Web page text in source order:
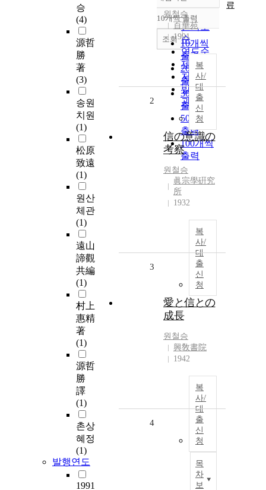
승
(4)
源哲
勝
著
(3)
송원
치원
(1)
松原
致遠
(1)
원산
체관
(1)
遠山
諦觀
共編
(1)
村上
惠精
著
(1)
源哲
勝
譯
(1)
촌상
혜정
(1)
발행연도
1991
순
인기도
순
연도순
제목순
저자순
발행기
관순
내림차순
10개씩 출력
10개씩
출력
20개씩
출력
30개씩
출력
50개씩
출력
100개씩
출력
조회
원철승
百華苑
1991
복
사/
대
출
신
청
2
信の意識の
考察
원철승
眞宗學硏究
所
1932
복
사/
대
출
신
청
3
愛と信との
成長
원철승
興敎書院
1942
복
사/
대
출
신
청
목
차
보
4
료